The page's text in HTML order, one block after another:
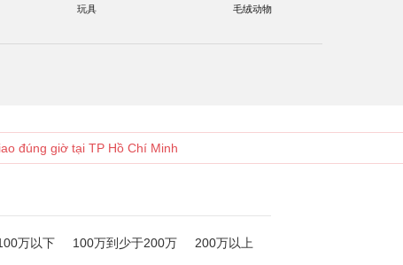
玩具 毛绒动物
đúng giờ tại TP Hồ Chí Minh
万以下 100万到少于200万 200万以上